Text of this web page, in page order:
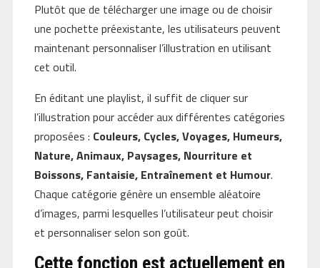
Plutôt que de télécharger une image ou de choisir
une pochette préexistante, les utilisateurs peuvent
maintenant personnaliser l’illustration en utilisant
cet outil.
En éditant une playlist, il suffit de cliquer sur
l’illustration pour accéder aux différentes catégories
proposées : Couleurs, Cycles, Voyages, Humeurs,
Nature, Animaux, Paysages, Nourriture et
Boissons, Fantaisie, Entraînement et Humour.
Chaque catégorie génère un ensemble aléatoire
d’images, parmi lesquelles l’utilisateur peut choisir
et personnaliser selon son goût.
Cette fonction est actuellement en